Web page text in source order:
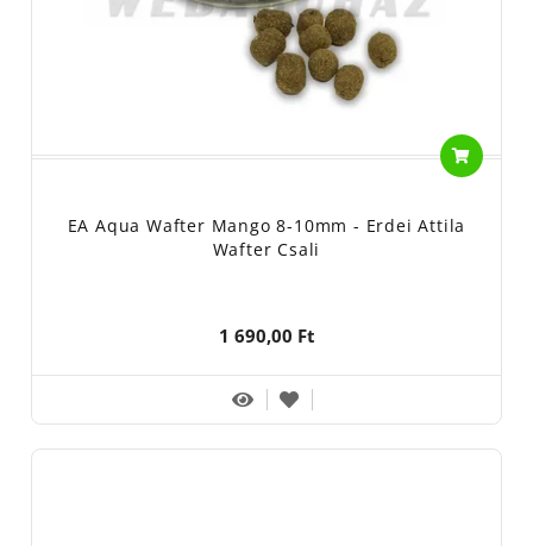
EA Aqua Wafter Mango 8-10mm - Erdei Attila
Wafter Csali
1 690,00 Ft